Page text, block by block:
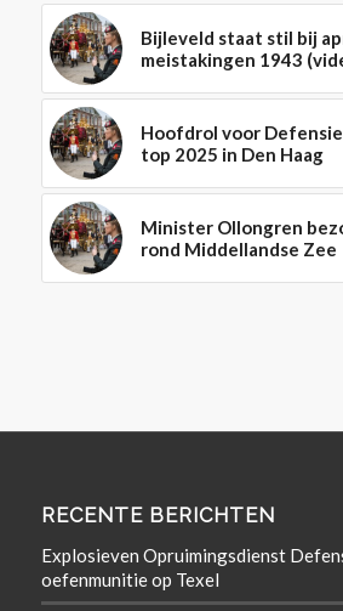
Bijleveld staat stil bij
meistakingen 1943
Hoofdrol voor
top 2025 in Den Haag
Minister Ollongren
rond Middellandse Zee
RECENTE BERICHTEN
Explosieven Opruimingsdienst
oefenmunitie op Texel